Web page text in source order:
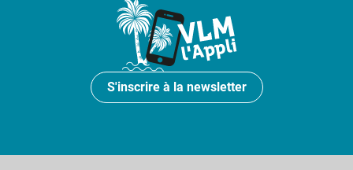
S'inscrire à la newsletter